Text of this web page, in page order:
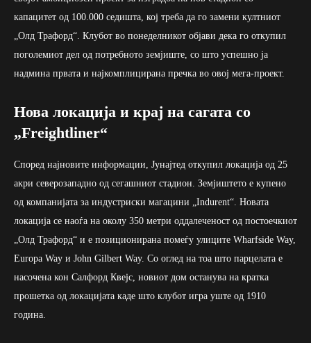
капацитет од 100.000 седишта, кој треба да го замени култниот
„Олд Трафорд“. Клубот во понеделникот објави дека го откупил
поголемиот дел од потребното земјиште, со што успешно ја
надмина првата и најкомплицирана пречка во овој мега-проект.
Нова локација и крај на сагата со
„Freightliner“
Според најновите информации, Јунајтед откупил локација од 25
акри северозападно од сегашниот стадион. Земјиштето е купено
од компанијата за индустриски магацини „Indurent“. Новата
локација се наоѓа на околу 350 метри оддалеченост од постоечкиот
„Олд Трафорд“ и е позиционирана помеѓу улиците Wharfside Way,
Europa Way и John Gilbert Way. Со оглед на тоа што парцелата е
насочена кон Салфорд Квејс, новиот дом останува на кратка
прошетка од локацијата каде што клубот игра уште од 1910
година.